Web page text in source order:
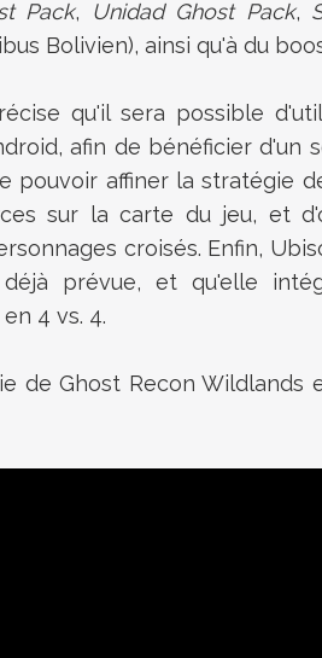
Pack, Unidad Ghost Pack,
Bolivien), ainsi qu'à du
qu'il sera possible
afin de bénéficier
pouvoir affiner la stratégie
sur la carte du jeu, et
croisés. Enfin,
prévue, et qu'elle
4 vs. 4.
deGhost Recon Wildlands